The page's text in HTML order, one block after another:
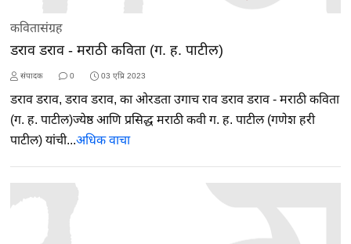
कवितासंग्रह
डराव डराव - मराठी कविता (ग. ह. पाटील)
संपादक 0 03 एप्रि 2023
डराव डराव, डराव डराव, का ओरडता उगाच राव डराव डराव - मराठी कविता
(ग. ह. पाटील)ज्येष्ठ आणि प्रसिद्ध मराठी कवी ग. ह. पाटील (गणेश हरी
पाटील) यांची...अधिक वाचा